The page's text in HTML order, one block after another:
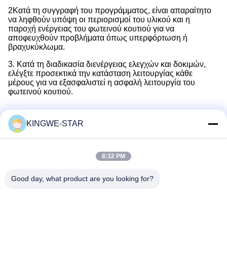
2Κατά τη συγγραφή του προγράμματος, είναι απαραίτητο
να ληφθούν υπόψη οι περιορισμοί του υλικού και η
παροχή ενέργειας του φωτεινού κουτιού για να
αποφευχθούν προβλήματα όπως υπερφόρτωση ή
βραχυκύκλωμα.
3. Κατά τη διαδικασία διενέργειας ελεγχών και δοκιμών,
ελέγξτε προσεκτικά την κατάσταση λειτουργίας κάθε
μέρους για να εξασφαλιστεί η ασφαλή λειτουργία του
φωτεινού κουτιού.
Ο όροφος 4, κτίριο 4, βιομηχανική ζώνη Xintang, Baishixia,
KINGWE-STAR
8:32 PM
Good day, what product are you looking for?